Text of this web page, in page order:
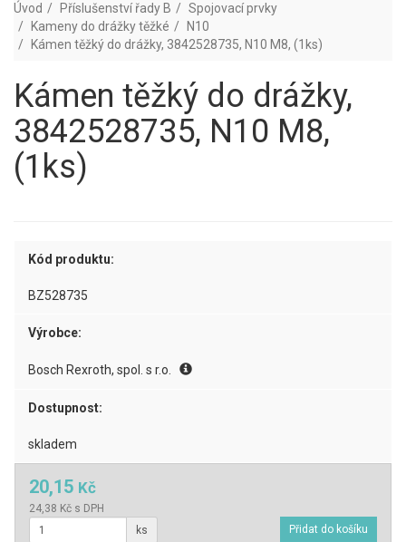
Úvod Příslušenství řady B
Spojovací prvky
Kameny do drážky těžké
N10
Kámen těžký do drážky, 3842528735, N10 M8, (1ks)
Kámen těžký do drážky,
3842528735, N10 M8,
(1ks)
Kód produktu:
BZ528735
Výrobce:
Bosch Rexroth, spol. s r.o.
Dostupnost:
skladem
20,15 Kč
24,38 Kč s DPH
ks